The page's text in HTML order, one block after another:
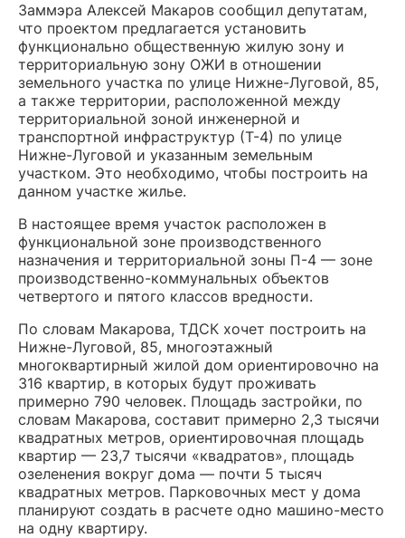
Заммэра Алексей Макаров сообщил депутатам,
что проектом предлагается установить
функционально общественную жилую зону и
территориальную зону ОЖИ в отношении
земельного участка по улице Нижне-Луговой, 85,
а также территории, расположенной между
территориальной зоной инженерной и
транспортной инфраструктур (Т-4) по улице
Нижне-Луговой и указанным земельным
участком. Это необходимо, чтобы построить на
данном участке жилье.
В настоящее время участок расположен в
функциональной зоне производственного
назначения и территориальной зоны П-4 — зоне
производственно-коммунальных объектов
четвертого и пятого классов вредности.
По словам Макарова, ТДСК хочет построить на
Нижне-Луговой, 85, многоэтажный
многоквартирный жилой дом ориентировочно на
316 квартир, в которых будут проживать
примерно 790 человек. Площадь застройки, по
словам Макарова, составит примерно 2,3 тысячи
квадратных метров, ориентировочная площадь
квартир — 23,7 тысячи «квадратов», площадь
озеленения вокруг дома — почти 5 тысяч
квадратных метров. Парковочных мест у дома
планируют создать в расчете одно машино-место
на одну квартиру.